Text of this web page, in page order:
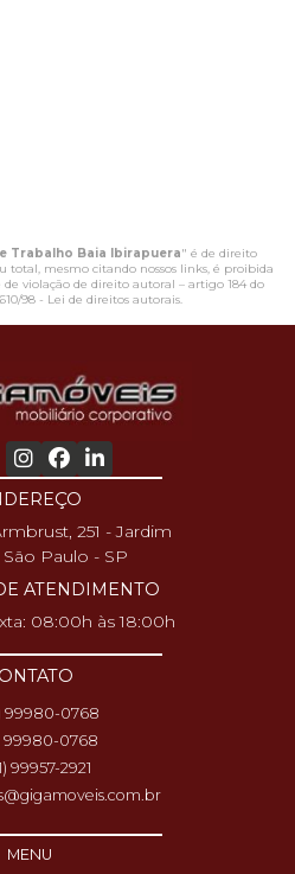
Trabalho Baia Ibirapuera" é de direito
total, mesmo citando nossos links, é proibida
violação de direito autoral – artigo 184 do
98 - Lei de direitos autorais.
251 - Jardim
São Paulo - SP
ATENDIMENTO
08:00h às 18:00h
99980-0768
99980-0768
99957-2921
MENU